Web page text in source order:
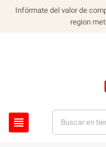
Infórmate del valor de
region
view_headline